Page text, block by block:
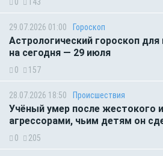
29.07.2026 01:00 Гороскоп
Астрологический гороскоп для
на сегодня — 29 июля
0 157
28.07.2026 18:50 Происшествия
Учёный умер после жестокого
агрессорами, чьим детям он
0 205